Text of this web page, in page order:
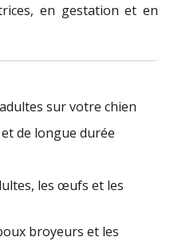
en gestation et en
sur votre chien
de longue durée
les œufs et les
broyeurs et les